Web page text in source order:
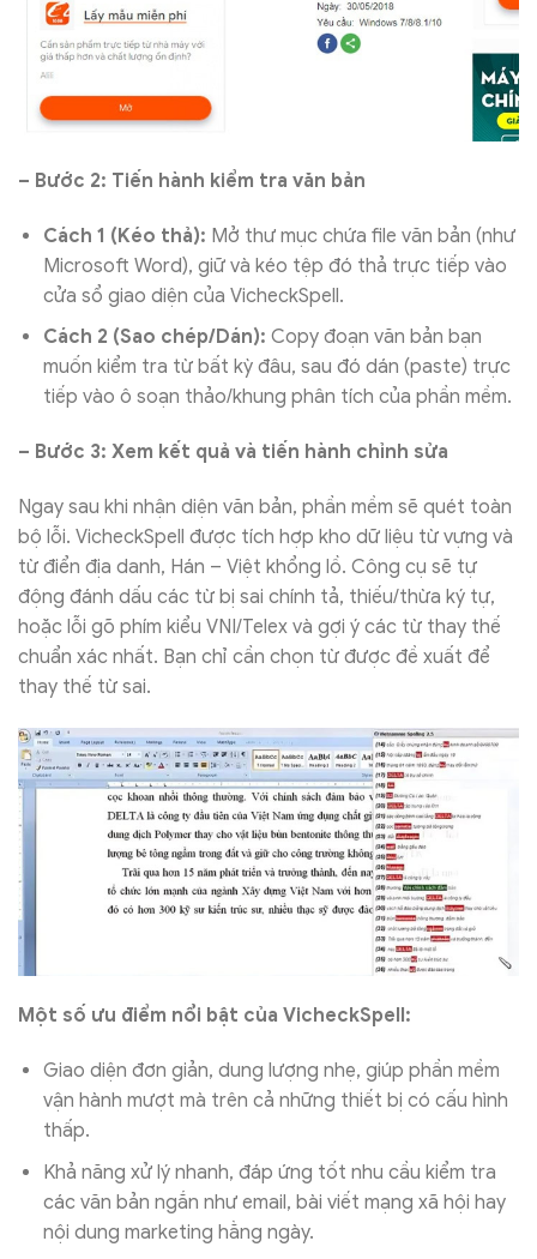
– Bước 2: Tiến hành kiểm tra văn bản
Cách 1 (Kéo thả): Mở thư mục chứa file văn bản (như
Microsoft Word), giữ và kéo tệp đó thả trực tiếp vào
cửa sổ giao diện của VicheckSpell.
Cách 2 (Sao chép/Dán): Copy đoạn văn bản bạn
muốn kiểm tra từ bất kỳ đâu, sau đó dán (paste) trực
tiếp vào ô soạn thảo/khung phân tích của phần mềm.
– Bước 3: Xem kết quả và tiến hành chỉnh sửa
Ngay sau khi nhận diện văn bản, phần mềm sẽ quét toàn
bộ lỗi. VicheckSpell được tích hợp kho dữ liệu từ vựng và
từ điển địa danh, Hán – Việt khổng lồ. Công cụ sẽ tự
động đánh dấu các từ bị sai chính tả, thiếu/thừa ký tự,
hoặc lỗi gõ phím kiểu VNI/Telex và gợi ý các từ thay thế
chuẩn xác nhất. Bạn chỉ cần chọn từ được đề xuất để
thay thế từ sai.
Một số ưu điểm nổi bật của VicheckSpell:
Giao diện đơn giản, dung lượng nhẹ, giúp phần mềm
vận hành mượt mà trên cả những thiết bị có cấu hình
thấp.
Khả năng xử lý nhanh, đáp ứng tốt nhu cầu kiểm tra
các văn bản ngắn như email, bài viết mạng xã hội hay
nội dung marketing hằng ngày.